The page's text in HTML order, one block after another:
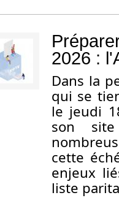
2026 :
Dans la
qui se
le jeudi
son
cette
enjeux
liste